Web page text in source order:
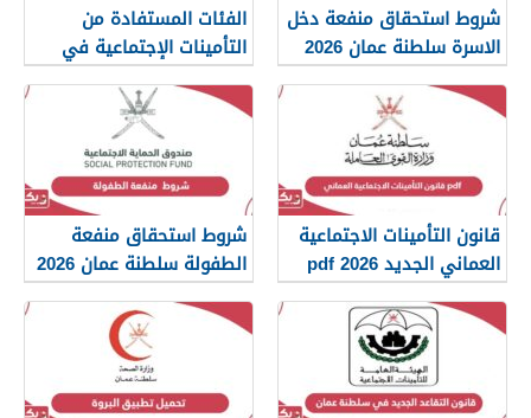
شروط استحقاق منفعة دخل
الاسرة سلطنة عمان 2026
الفئات المستفادة من
التأمينات الإجتماعية في
سلطنة عمان 2026
قانون التأمينات الاجتماعية
العماني الجديد 2026 pdf
شروط استحقاق منفعة
الطفولة سلطنة عمان 2026